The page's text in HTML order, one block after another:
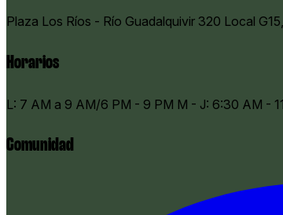
Plaza Los Ríos - Río Guadalquivir 320 Local
Horarios
​L: 7 AM a 9 AM/6 PM - 9 PM M - J: 6:30 AM -
Comunidad